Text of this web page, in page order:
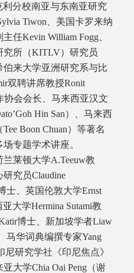
利分校南亚与东南亚研究
Tiwon、美国卡罗来纳
任Kevin William Fogg、
究所（KITLV）研究员
伯来大学亚洲研究系与比
双聘讲席教授Ronit
协会会长、马来西亚汉文
Hin San）、马来西
Boon Chuan）等著名
专题学术讲座。
莱顿大学A.Teeuw教
究员Claudine
士、英国伦敦大学Ernst
大学Hermina Sutami教
博士、新加坡学者Liaw
马华词典编撰专家Yang
尼研究学社《印尼焦点》
大学Chia Oai Peng（谢